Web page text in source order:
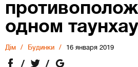
одном
Дiм Будинки 16 января 2019